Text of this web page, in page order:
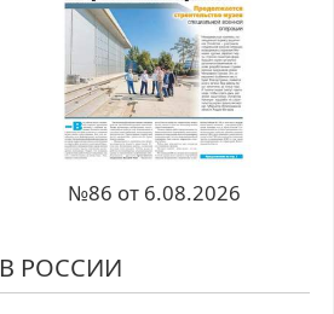
№86 от 6.08.2026
В РОССИИ